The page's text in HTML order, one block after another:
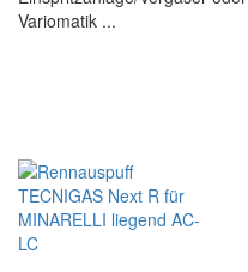
Variomatik ...